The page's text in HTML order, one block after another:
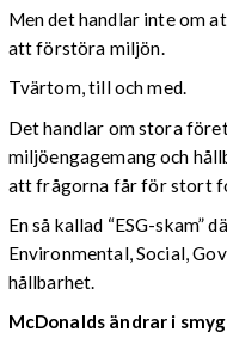
Men det handlar inte om
att förstöra miljön.
Tvärtom, till och med.
Det handlar om stora
miljöengagemang och
att frågorna får för stort
En så kallad “ESG-skam”
Environmental, Social,
hållbarhet.
McDonalds ändrar i smyg